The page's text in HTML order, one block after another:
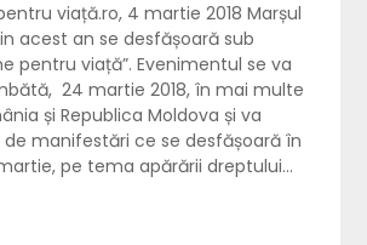
viață.ro, 4 martie 2018 Marșul
acest an se desfășoară sub
pentru viață”. Evenimentul se va
24 martie 2018, în mai multe
și Republica Moldova și va
manifestări ce se desfășoară în
pe tema apărării dreptului…